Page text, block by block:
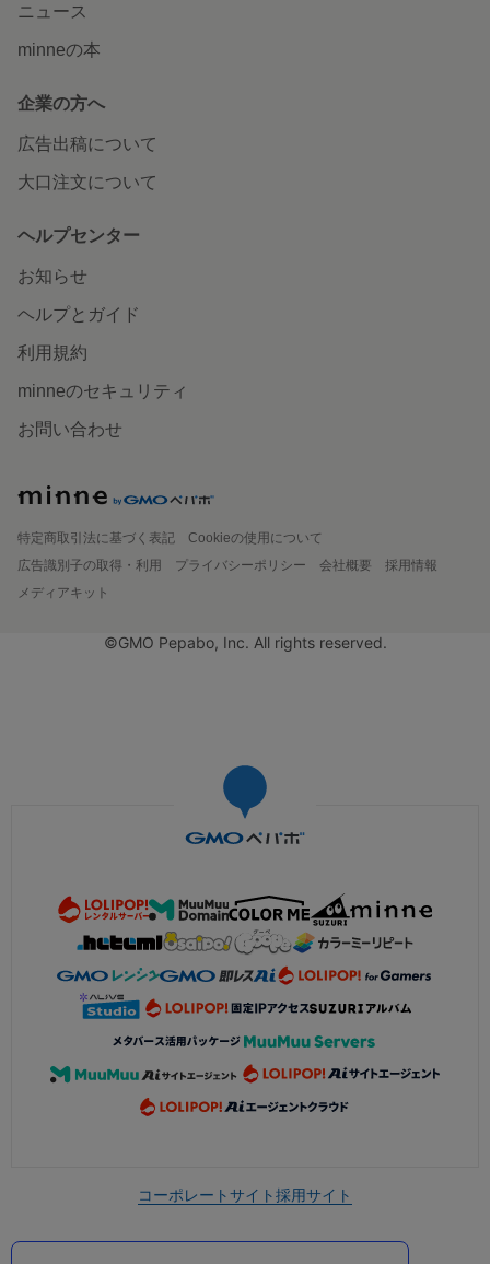
ニュース
minneの本
企業の方へ
広告出稿について
大口注文について
ヘルプセンター
お知らせ
ヘルプとガイド
利用規約
minneのセキュリティ
お問い合わせ
特定商取引法に基づく表記
Cookieの使用について
広告識別子の取得・利用
プライバシーポリシー 会社概要
採用情報
メディアキット
©GMO Pepabo, Inc. All rights reserved.
コーポレートサイト採用サイト